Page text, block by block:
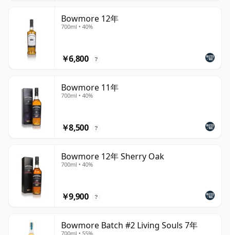
Bowmore 12年
700ml • 40%
￥6,800 ?
Bowmore 11年
700ml • 40%
￥8,500 ?
Bowmore 12年 Sherry Oak
700ml • 40%
￥9,900 ?
Bowmore Batch #2 Living Souls 7年
700ml • 55%